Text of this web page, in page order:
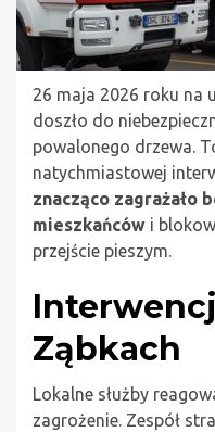
26 maja 2026 roku na
doszło do
powalonego drzewa.
natychmiastowej
znacząco zagrażało
mieszkańców i
przejście pieszym.
Ząbkach
Lokalne służby
zagrożenie. Zespół